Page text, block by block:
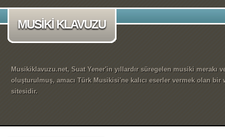
MUSİKİ KLAVUZU
Musikiklavuzu.net, Suat Yener'in yıllardır süregelen musiki merakı
oluşturulmuş, amacı Türk Musikisi'ne kalıcı eserler vermek olan bir
sitesidir.